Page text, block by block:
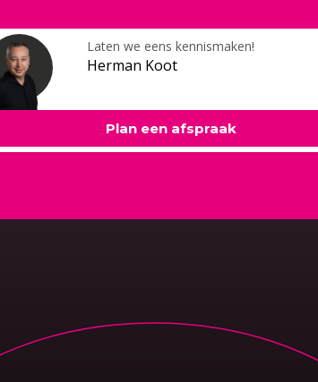
Herman Koot
Laten we eens kennismaken!
Plan een afspraak